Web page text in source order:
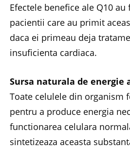
Efectele benefice ale Q10
pacientii care au primit
daca ei primeau deja
insuficienta cardiaca.
Sursa naturala de energie
Toate celulele din organism
pentru a produce energia
functionarea celulara
sintetizeaza aceasta